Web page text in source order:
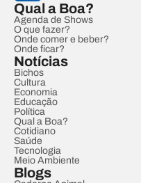
Qual a Boa?
Agenda de Shows
O que fazer?
Onde comer e beber?
Onde ficar?
Notícias
Bichos
Cultura
Economia
Educação
Política
Qual a Boa?
Cotidiano
Saúde
Tecnologia
Meio Ambiente
Blogs